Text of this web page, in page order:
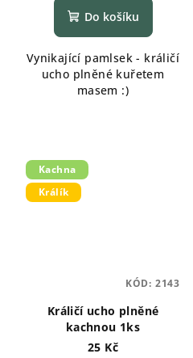
Do košíku
Vynikající pamlsek - králičí
ucho plněné kuřetem
masem :)
Kachna
Králík
Králičí ucho plněné
kachnou 1ks
25 Kč
KÓD: 2143